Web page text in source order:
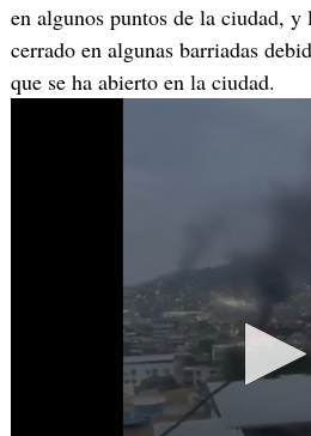
en algunos puntos de la ciudad, y
cerrado en algunas barriadas
que se ha abierto en la ciudad.